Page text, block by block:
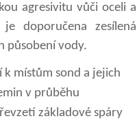
agresivitu vůči oceli a
doporučena zesílená
působení vody.
místům sond a jejich
v průběhu
základové spáry